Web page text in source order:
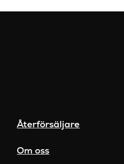
Återförsäljare
Om oss